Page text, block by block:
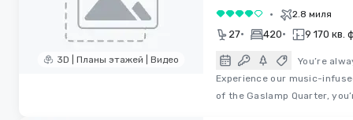
3D | Планы этажей | Видео
4 из 5 • 2.8 миля
27• 420• 9 170 кв.
You’re
Experience our music-
of the Gaslamp Quarter,